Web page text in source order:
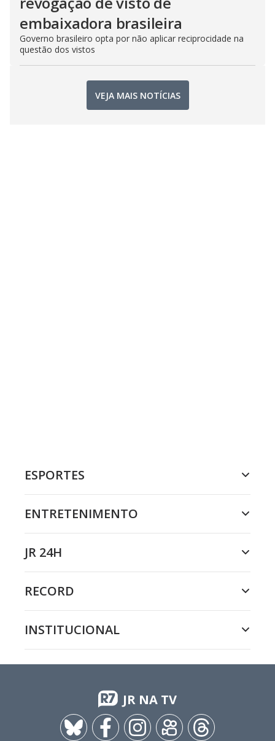
embaixadora brasileira
Governo brasileiro opta por não aplicar reciprocidade na
questão dos vistos
VEJA MAIS NOTÍCIAS
ESPORTES
ENTRETENIMENTO
JR 24H
RECORD
INSTITUCIONAL
JR NA TV